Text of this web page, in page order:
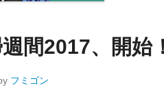
間2017、開始
フミゴン